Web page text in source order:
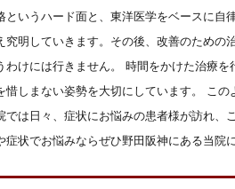
というハード面と、東洋医学をベースに自
究明していきます。その後、改善のための
わけには行きません。 時間をかけた治療
惜しまない姿勢を大切にしています。 こ
では日々、症状にお悩みの患者様が訪れ、
症状でお悩みならぜひ野田阪神にある当院